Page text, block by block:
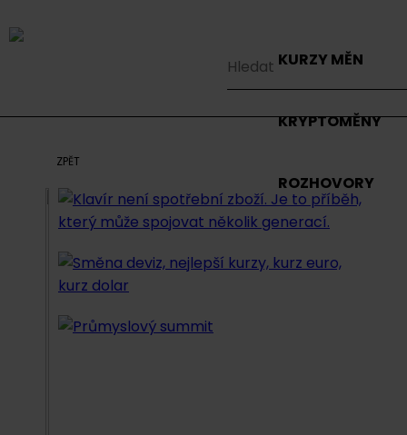
KURZY MĚN
KRYPTOMĚNY
ROZHOVORY
ZPĚT